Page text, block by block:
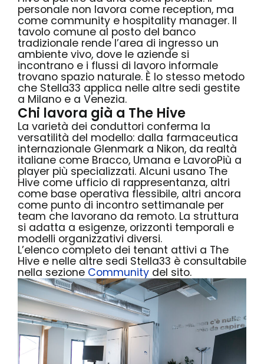
personale non lavora come reception, ma
come community e hospitality manager. Il
tavolo comune al posto del banco
tradizionale rende l’area di ingresso un
ambiente vivo, dove le aziende si
incontrano e i flussi di lavoro informale
trovano spazio naturale. È lo stesso metodo
che Stella33 applica nelle altre sedi gestite
a Milano e a Venezia.
Chi lavora già a The Hive
La varietà dei conduttori conferma la
versatilità del modello: dalla farmaceutica
internazionale Glenmark a Nikon, da realtà
italiane come Bracco, Umana e LavoroPiù a
player più specializzati. Alcuni usano The
Hive come ufficio di rappresentanza, altri
come base operativa flessibile, altri ancora
come punto di incontro settimanale per
team che lavorano da remoto. La struttura
si adatta a esigenze, orizzonti temporali e
modelli organizzativi diversi.
L’elenco completo dei tenant attivi a The
Hive e nelle altre sedi Stella33 è consultabile
nella sezione Community del sito.